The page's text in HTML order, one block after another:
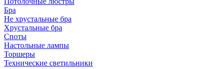
Бра
Не хрустальные бра
Хрустальные бра
Споты
Настольные лампы
Торшеры
Технические светильники